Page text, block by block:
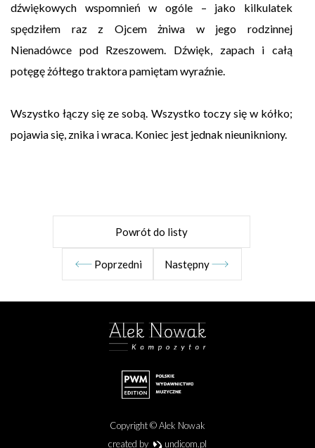
dźwiękowych wspomnień w ogóle – jako kilkulatek
spędziłem raz z Ojcem żniwa w jego rodzinnej
Nienadówce pod Rzeszowem. Dźwięk, zapach i całą
potęgę żółtego traktora pamiętam wyraźnie.
Wszystko łączy się ze sobą. Wszystko toczy się w kółko;
pojawia się, znika i wraca. Koniec jest jednak nieunikniony.
Poprzedni
Powrót do listy
Następny
Copyright © Alek Nowak
created by
undicom.pl